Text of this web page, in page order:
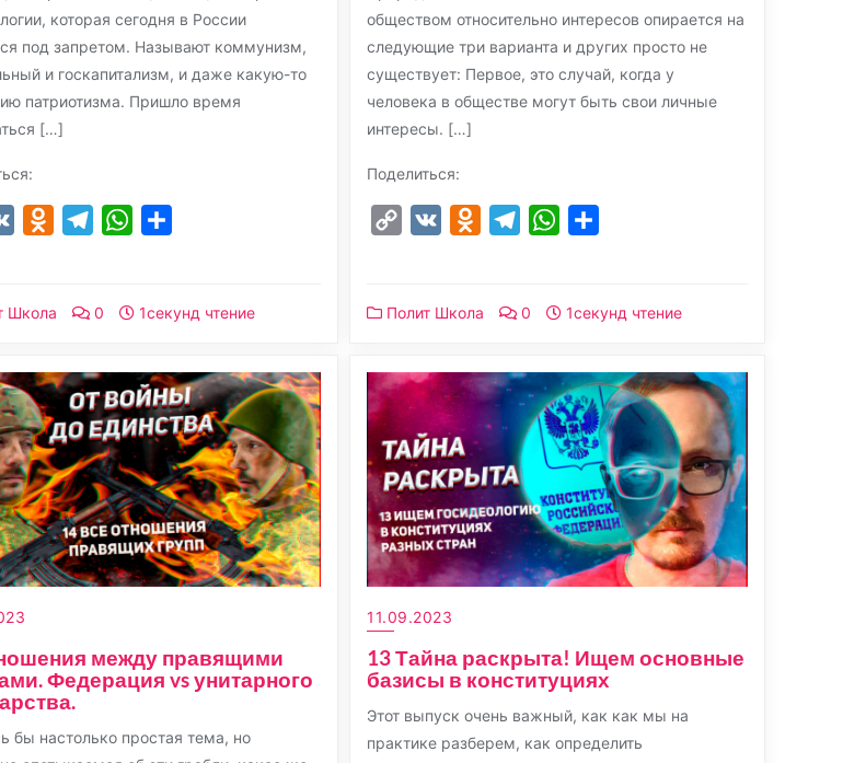
которая сегодня в России
под запретом. Называют коммунизм,
и госкапитализм, и даже какую-то
патриотизма. Пришло время
[…]
VK Odnoklassniki
TelegramWhatsApp
Школа 0 1секунд чтение
обществом относительно интересов опирается на
следующие три варианта и других просто не
существует: Первое, это случай, когда у
человека в обществе могут быть свои личные
интересы. […]
Поделиться:
Copy
VK Odnoklassniki
TelegramWhatsApp
Полит Школа 0 1секунд чтение
между правящими
Федерация vs унитарного
бы настолько простая тема, но
11.09.2023
13 Тайна раскрыта! Ищем основные
базисы в конституциях
Этот выпуск очень важный, как как мы на
практике разберем, как определить